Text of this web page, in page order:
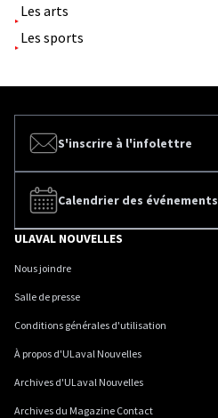
Les arts
Les sports
S'inscrire à l'infolettre
Calendrier des événements
ULAVAL NOUVELLES
Nous joindre
Salle de presse
Conditions générales d'utilisation
À propos d'ULaval Nouvelles
Archives d'ULaval Nouvelles
Archives du Magazine Contact